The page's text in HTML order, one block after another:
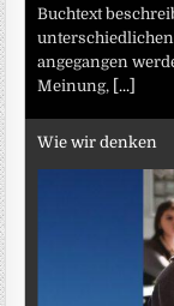
Buchtext
angegangen
Meinung, [...]
Wie wir denken